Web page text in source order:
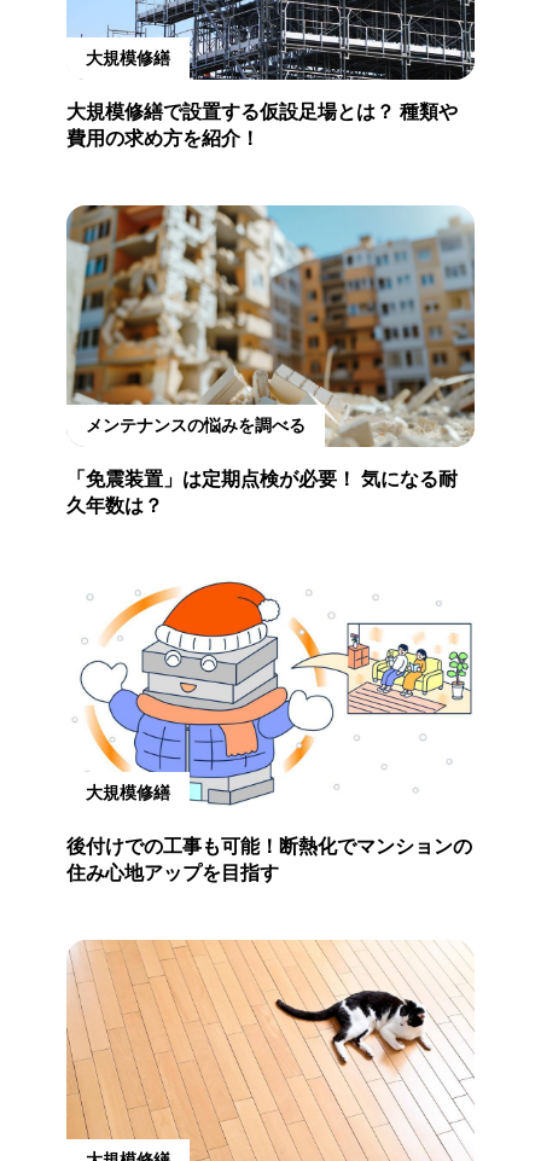
大規模修繕
大規模修繕で設置する仮設足場とは？ 種類や
費用の求め方を紹介！
メンテナンスの悩みを調べる
「免震装置」は定期点検が必要！ 気になる耐
久年数は？
大規模修繕
後付けでの工事も可能！断熱化でマンションの
住み心地アップを目指す